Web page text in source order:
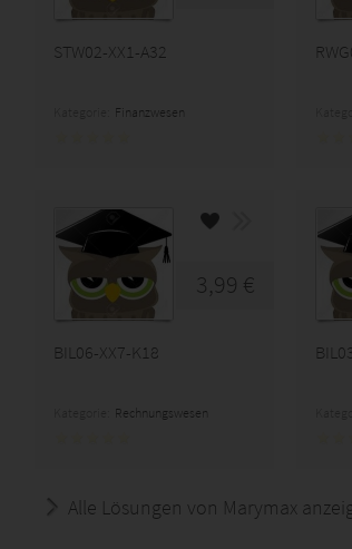
STW02-XX1-A32
Finanzwesen
3,99 €
BIL06-XX7-K18
Rechnungswesen
Alle Lösungen von Marymax